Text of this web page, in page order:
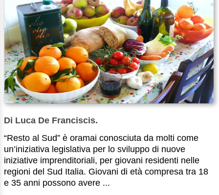
Di Luca De Franciscis.
“Resto al Sud” è oramai conosciuta da molti come
un’iniziativa legislativa per lo sviluppo di nuove
iniziative imprenditoriali, per giovani residenti nelle
regioni del Sud Italia. Giovani di età compresa tra 18
e 35 anni possono avere ...